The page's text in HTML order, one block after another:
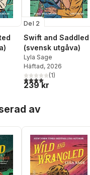
Totalt antal röster:
Del 2
Swift and Saddled
(svensk utgåva)
Lyla Sage
Häftad, 2026
4,0utav 5 stjärnor.
(1)
239 kr
av